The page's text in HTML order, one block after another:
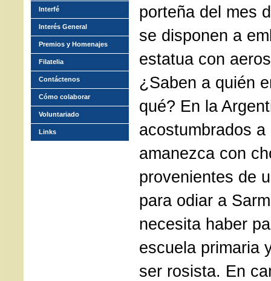
porteña del mes
se disponen a
estatua con
¿Saben a quién
qué? En la
acostumbrados
amanezca con
provenientes de
para odiar a
necesita haber
escuela primaria
ser rosista. En
Interfé
Interés General
Premios y Homenajes
Filatelia
Contáctenos
Cómo colaborar
Voluntariado
Links